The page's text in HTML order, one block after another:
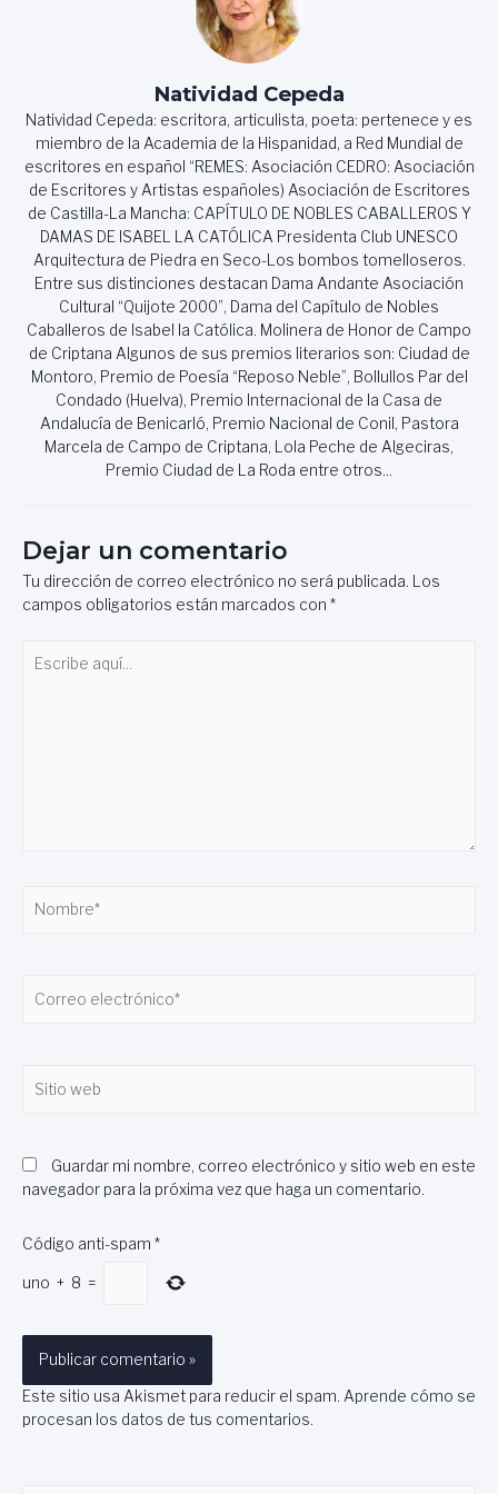
Natividad Cepeda
Natividad Cepeda: escritora, articulista, poeta: pertenece y es
miembro de la Academia de la Hispanidad, a Red Mundial de
escritores en español “REMES: Asociación CEDRO: Asociación
de Escritores y Artistas españoles) Asociación de Escritores
de Castilla-La Mancha: CAPÍTULO DE NOBLES CABALLEROS Y
DAMAS DE ISABEL LA CATÓLICA Presidenta Club UNESCO
Arquitectura de Piedra en Seco-Los bombos tomelloseros.
Entre sus distinciones destacan Dama Andante Asociación
Cultural “Quijote 2000”, Dama del Capítulo de Nobles
Caballeros de Isabel la Católica. Molinera de Honor de Campo
de Criptana Algunos de sus premios literarios son: Ciudad de
Montoro, Premio de Poesía “Reposo Neble”, Bollullos Par del
Condado (Huelva), Premio Internacional de la Casa de
Andalucía de Benicarló, Premio Nacional de Conil, Pastora
Marcela de Campo de Criptana, Lola Peche de Algeciras,
Premio Ciudad de La Roda entre otros...
Dejar un comentario
Tu dirección de correo electrónico no será publicada. Los
campos obligatorios están marcados con *
aquí...
electrónico*
web
Guardar mi nombre, correo electrónico y sitio web en este
navegador para la próxima vez que haga un comentario.
Código anti-spam *
uno + 8 =
Este sitio usa Akismet para reducir el spam. Aprende cómo se
procesan los datos de tus comentarios.